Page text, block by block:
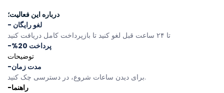
درباره این فعالیت؛
- لغو رایگان
تا ۲۴ ساعت قبل لغو کنید تا بازپرداخت کامل دریافت کنید
-%20 پرداخت
توضیحات
-مدت زمان
برای دیدن ساعات شروع، در دسترسی چک کنید.
-راهنما